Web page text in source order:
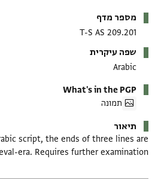
מספר מדף
T-S AS 209.201
שפה עיקרית
Arabic
What's in the PGP
תמונה
תיאור
script, the ends of three lines are
era. Requires further examination.